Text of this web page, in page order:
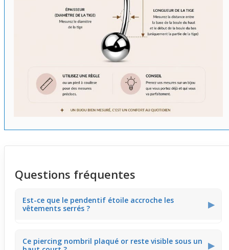
Questions fréquentes
Est-ce que le pendentif étoile accroche les
vêtements serrés ?
▶
s'accrocher aux tissus très serrés ou texturés. Il est donc
Ce piercing nombril plaqué or reste visible sous un
▶